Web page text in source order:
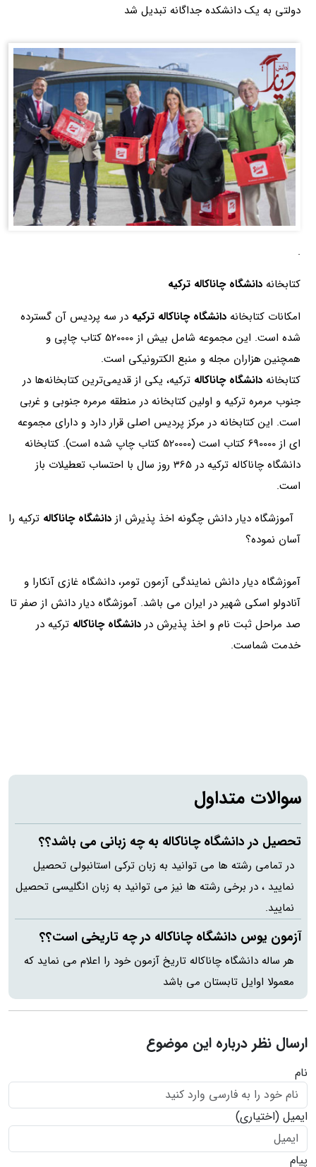
دولتی به یک دانشکده جداگانه تبدیل شد
.
کتابخانه دانشگاه چاناکاله ترکیه
امکانات کتابخانه دانشگاه چاناکاله ترکیه در سه پردیس آن گسترده
شده است. این مجموعه شامل بیش از 520000 کتاب چاپی و
همچنین هزاران مجله و منبع الکترونیکی است.
کتابخانه دانشگاه چاناکاله ترکیه، یکی از قدیمی‌ترین کتابخانه‌ها در
جنوب مرمره ترکیه و اولین کتابخانه در منطقه مرمره جنوبی و غربی
است. این کتابخانه در مرکز پردیس اصلی قرار دارد و دارای مجموعه
ای از 690000 کتاب است (520000 کتاب چاپ شده است). کتابخانه
دانشگاه چاناکاله ترکیه در 365 روز سال با احتساب تعطیلات باز
است.
آموزشگاه دیار دانش چگونه اخذ پذیرش از دانشگاه چاناکاله ترکیه را
آسان نموده؟
آموزشگاه دیار دانش نمایندگی آزمون تومر، دانشگاه غازی آنکارا و
آنادولو اسکی شهیر در ایران می باشد. آموزشگاه دیار دانش از صفر تا
صد مراحل ثبت نام و اخذ پذیرش در دانشگاه چاناکاله ترکیه در
خدمت شماست.
سوالات متداول
تحصیل در دانشگاه چاناکاله به چه زبانی می باشد؟؟
در تمامی رشته ها می توانید به زبان ترکی استانبولی تحصیل
نمایید ، در برخی رشته ها نیز می توانید به زبان انگلیسی تحصیل
نمایید.
آزمون یوس دانشگاه چاناکاله در چه تاریخی است؟؟
هر ساله دانشگاه چاناکاله تاریخ آزمون خود را اعلام می نماید که
معمولا اوایل تابستان می باشد
ارسال نظر درباره این موضوع
نام
ایمیل (اختیاری)
پیام